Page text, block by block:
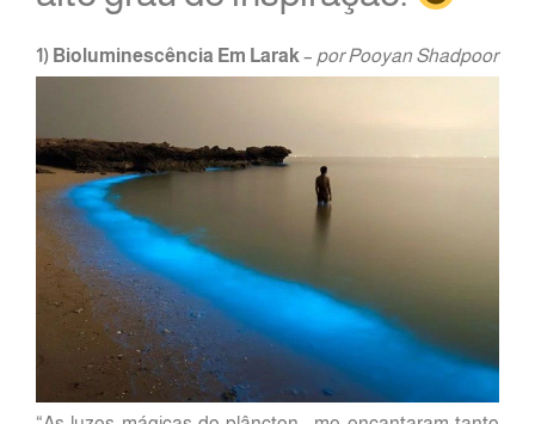
1) Bioluminescência Em Larak – por Pooyan Shadpoor